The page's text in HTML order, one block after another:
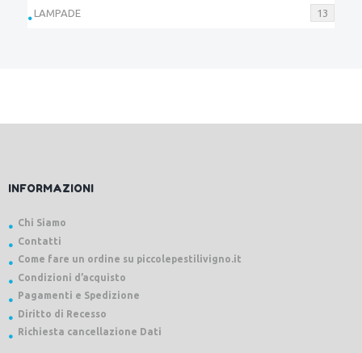
LAMPADE 13
INFORMAZIONI
Chi Siamo
Contatti
Come fare un ordine su piccolepestilivigno.it
Condizioni d’acquisto
Pagamenti e Spedizione
Diritto di Recesso
Richiesta cancellazione Dati